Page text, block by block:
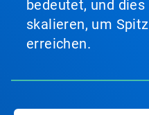
bedeutet, und
skalieren, um
erreichen.